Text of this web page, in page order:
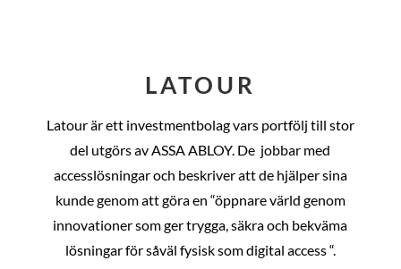
LATOUR
Latour är ett investmentbolag vars portfölj till stor
del utgörs av ASSA ABLOY. De jobbar med
accesslösningar och beskriver att de hjälper sina
kunde genom att göra en “öppnare värld genom
innovationer som ger trygga, säkra och bekväma
lösningar för såväl fysisk som digital access “.